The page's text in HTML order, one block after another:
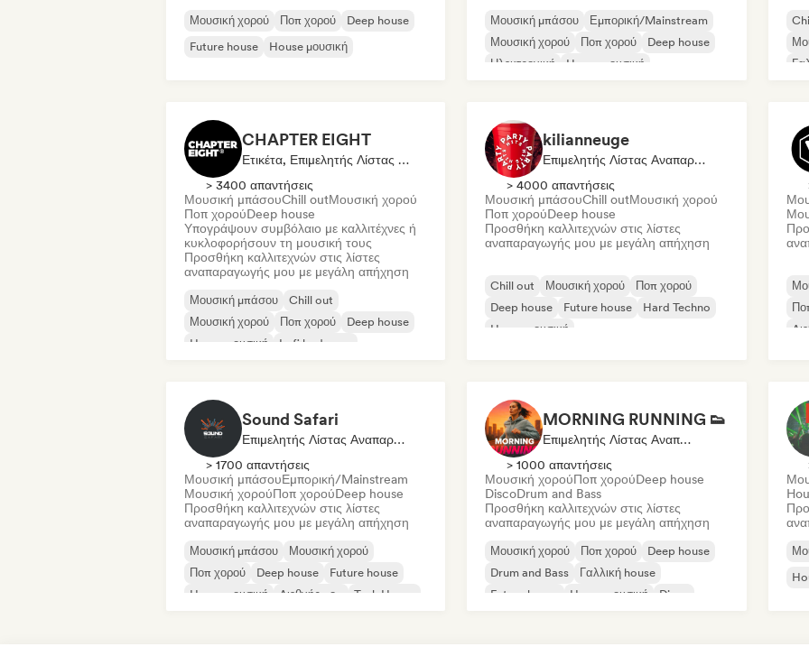
Μουσική χορού Ποπ χορού
Deep house
Future house
House μουσική
Μουσική μπάσου
Εμπορική/Mainstream
Μουσική χορού
Ποπ χορού
Deep house
Ηλεκτρονική
House μουσική
CHAPTER EIGHT
Ετικέτα, Επιμελητής Λίστας Αναπαραγωγής
> 3400 απαντήσεις
Μουσική μπάσουChill outΜουσική χορού
Ποπ χορούDeep house
Υπογράψουν συμβόλαιο με καλλιτέχνες ή
κυκλοφορήσουν τη μουσική τους
Προσθήκη καλλιτεχνών στις λίστες
αναπαραγωγής μου με μεγάλη απήχηση
Μουσική μπάσου
Chill out
Μουσική χορού
Ποπ χορού
Deep house
House μουσική
Lofi bedroom
kilianneuge
Επιμελητής Λίστας Αναπαραγωγής
> 4000 απαντήσεις
Μουσική μπάσουChill outΜουσική χορού
Ποπ χορούDeep house
Προσθήκη καλλιτεχνών στις λίστες
αναπαραγωγής μου με μεγάλη απήχηση
Chill out Μουσική χορού
Ποπ χορού
Deep house
Future house
Hard Techno
House μουσική
Sound Safari
Επιμελητής Λίστας Αναπαραγωγής
> 1700 απαντήσεις
Μουσική μπάσουΕμπορική/Mainstream
Μουσική χορούΠοπ χορούDeep house
Προσθήκη καλλιτεχνών στις λίστες
αναπαραγωγής μου με μεγάλη απήχηση
Μουσική μπάσου
Μουσική χορού
Ποπ χορού
Deep house
Future house
House μουσική
Διεθνής ποπ Tech House
MORNING RUNNING 👟
Επιμελητής Λίστας Αναπαραγωγής
> 1000 απαντήσεις
Μουσική χορούΠοπ χορούDeep house
DiscoDrum and Bass
Προσθήκη καλλιτεχνών στις λίστες
αναπαραγωγής μου με μεγάλη απήχηση
Μουσική χορού Ποπ χορού
Deep house
Drum and Bass
Γαλλική house
Future house
House μουσική Disco